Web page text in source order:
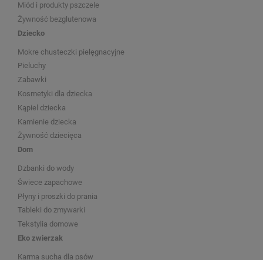
Miód i produkty pszczele
Żywność bezglutenowa
Dziecko
Mokre chusteczki pielęgnacyjne
Pieluchy
Zabawki
Kosmetyki dla dziecka
Kąpiel dziecka
Kamienie dziecka
Żywność dziecięca
Dom
Dzbanki do wody
Świece zapachowe
Płyny i proszki do prania
Tableki do zmywarki
Tekstylia domowe
Eko zwierzak
Karma sucha dla psów